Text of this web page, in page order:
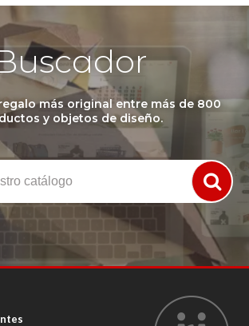
más original entre más de 800
y objetos de diseño.